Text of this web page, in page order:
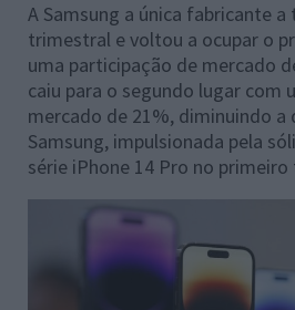
A Samsung a única fabricante
trimestral e voltou a ocupar o
uma participação de mercado
caiu para o segundo lugar com
mercado de 21%, diminuindo a
Samsung, impulsionada pela
série iPhone 14 Pro no